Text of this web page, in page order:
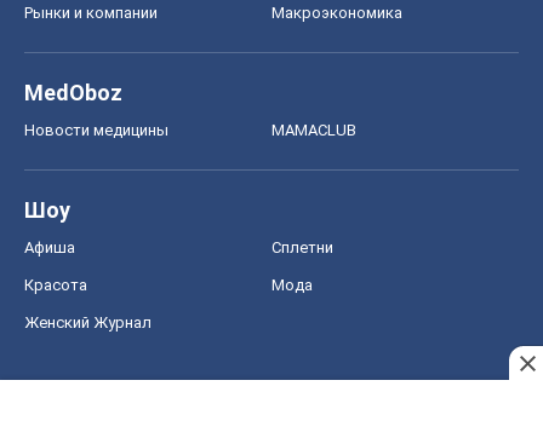
Рынки и компании Mакроэкономика
MedOboz
Новости медицины MAMACLUB
Шоу
Афиша Сплетни
Красота Мода
Женский Журнал